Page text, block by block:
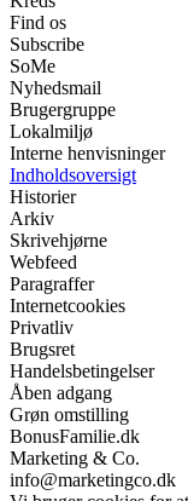
Find os
Subscribe
SoMe
Nyhedsmail
Brugergruppe
Lokalmiljø
Interne henvisninger
Indholdsoversigt
Historier
Arkiv
Skrivehjørne
Webfeed
Paragraffer
Internetcookies
Privatliv
Brugsret
Handelsbetingelser
Åben adgang
Grøn omstilling
BonusFamilie.dk
Marketing & Co.
info@marketingco.dk